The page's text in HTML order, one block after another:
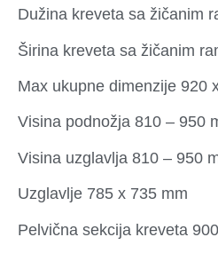
Dužina kreveta sa žičanim
Širina kreveta sa žičanim
Max ukupne dimenzije 920
Visina podnožja 810 – 950
Visina uzglavlja 810 – 950
Uzglavlje 785 x 735 mm
Pelvična sekcija kreveta